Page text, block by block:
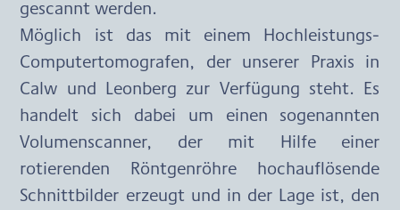
gescannt werden.
Möglich ist das mit einem Hochleistungs-
Computertomografen, der unserer Praxis in
Calw und Leonberg zur Verfügung steht. Es
handelt sich dabei um einen sogenannten
Volumenscanner, der mit Hilfe einer
rotierenden Röntgenröhre hochauflösende
Schnittbilder erzeugt und in der Lage ist, den